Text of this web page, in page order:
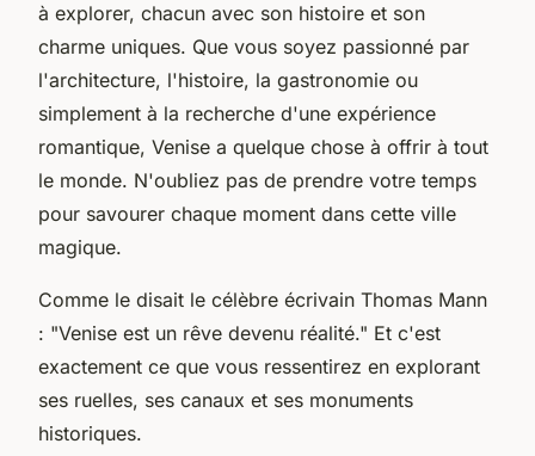
à explorer, chacun avec son histoire et son
charme uniques. Que vous soyez passionné par
l'architecture, l'histoire, la gastronomie ou
simplement à la recherche d'une expérience
romantique, Venise a quelque chose à offrir à tout
le monde. N'oubliez pas de prendre votre temps
pour savourer chaque moment dans cette ville
magique.
Comme le disait le célèbre écrivain Thomas Mann
: "Venise est un rêve devenu réalité." Et c'est
exactement ce que vous ressentirez en explorant
ses ruelles, ses canaux et ses monuments
historiques.